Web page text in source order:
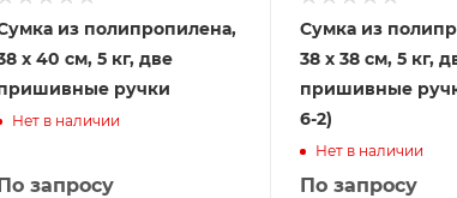
из полипропилена,
х 40 см, 5 кг, две
ручки
Нет в наличии
запросу
Сумка из
38 х 38 см, 5 кг,
пришивные
6-2)
Нет в наличии
По запросу